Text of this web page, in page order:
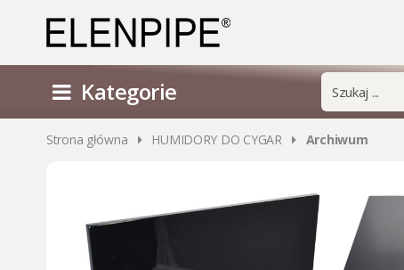
Kategorie
Strona główna HUMIDORY DO CYGAR Archiwum